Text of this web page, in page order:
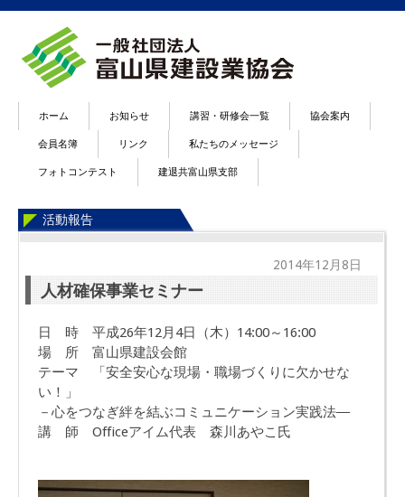
ホーム お知らせ 講習・研修会一覧 協会案内
会員名簿 リンク 私たちのメッセージ
フォトコンテスト 建退共富山県支部
活動報告
2014年12月8日
人材確保事業セミナー
日 時 平成26年12月4日（木）14:00～16:00
場 所 富山県建設会館
テーマ 「安全安心な現場・職場づくりに欠かせな
い！」
－心をつなぎ絆を結ぶコミュニケーション実践法―
講 師 Officeアイム代表 森川あやこ氏